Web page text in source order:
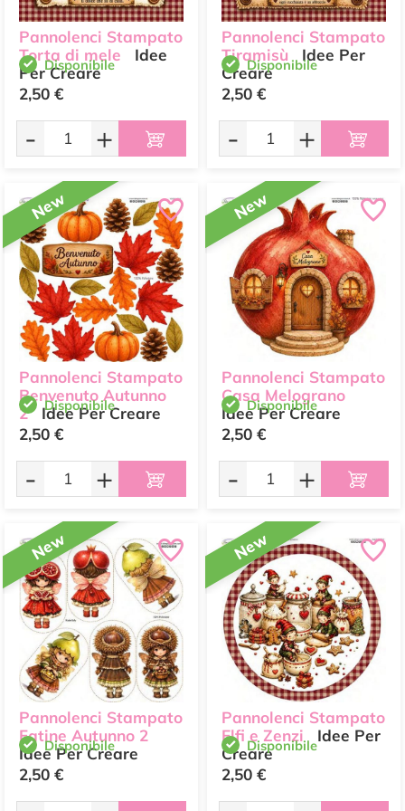
Pannolenci Stampato
Torta di mele
Idee
Per Creare
Disponibile
2,50 €
- +
Pannolenci Stampato
Tiramisù
Idee Per
CreareDisponibile
2,50 €
- +
New
Pannolenci Stampato
Benvenuto Autunno
2
Idee Per Creare
Disponibile
2,50 €
- +
New
Pannolenci Stampato
Casa Melograno
Idee Per Creare
Disponibile
2,50 €
- +
New
Pannolenci Stampato
Fatine Autunno 2
Idee Per Creare
Disponibile
2,50 €
New
Pannolenci Stampato
Elfi e Zenzi
Idee Per
CreareDisponibile
2,50 €